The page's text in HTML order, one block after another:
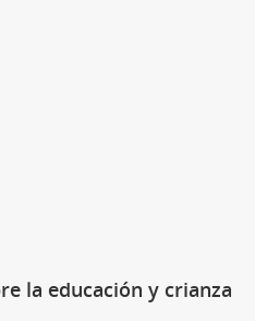
la educación y crianza